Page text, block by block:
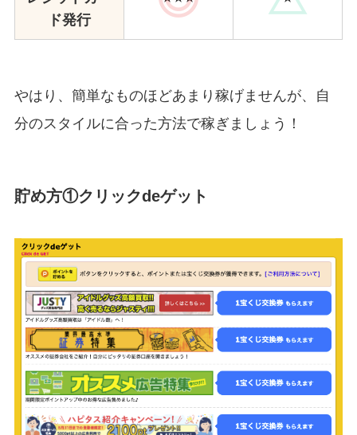
ド発行
やはり、簡単なものほどあまり稼げませんが、自
分のスタイルに合った方法で稼ぎましょう！
貯め方①クリックdeゲット